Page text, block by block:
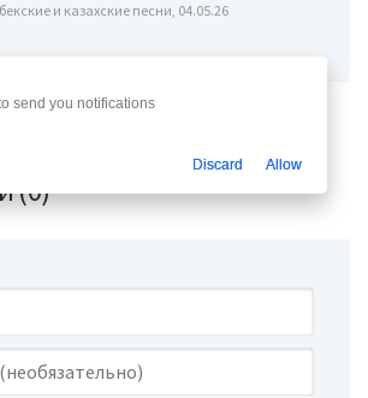
и казахские песни, 04.05.26
(0)
send you notifications
Discard Allow